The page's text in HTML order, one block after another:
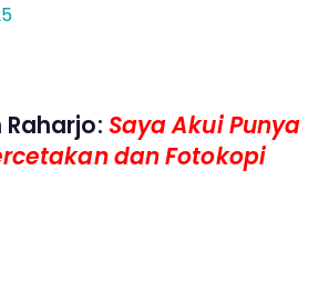
Saya Akui Punya
dan Fotokopi